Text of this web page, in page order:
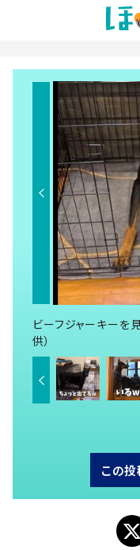
ビーフジャーキーを
供）
この投